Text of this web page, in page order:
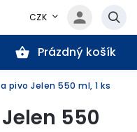
CZK
Prázdný košík
pivo Jelen 550 ml, 1 ks
550